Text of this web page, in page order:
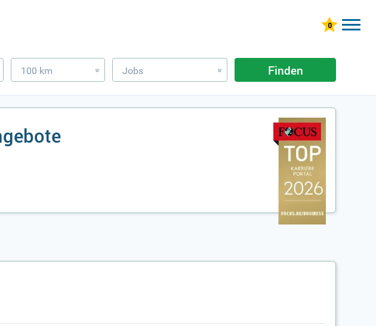
100 km » Jobs » Finden